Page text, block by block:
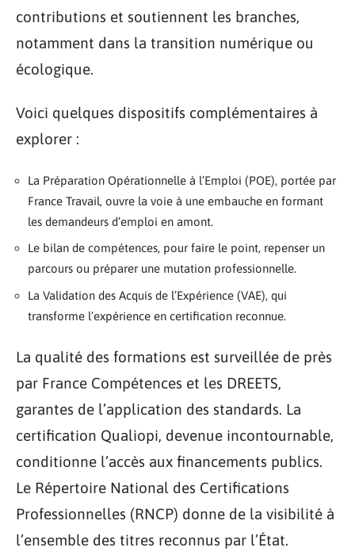
contributions et soutiennent les branches,
notamment dans la transition numérique ou
écologique.
Voici quelques dispositifs complémentaires à
explorer :
La Préparation Opérationnelle à l’Emploi (POE), portée par
France Travail, ouvre la voie à une embauche en formant
les demandeurs d’emploi en amont.
Le bilan de compétences, pour faire le point, repenser un
parcours ou préparer une mutation professionnelle.
La Validation des Acquis de l’Expérience (VAE), qui
transforme l’expérience en certification reconnue.
La qualité des formations est surveillée de près
par France Compétences et les DREETS,
garantes de l’application des standards. La
certification Qualiopi, devenue incontournable,
conditionne l’accès aux financements publics.
Le Répertoire National des Certifications
Professionnelles (RNCP) donne de la visibilité à
l’ensemble des titres reconnus par l’État.